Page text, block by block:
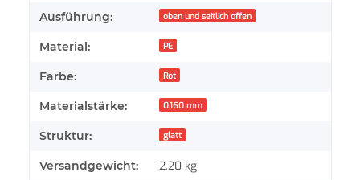
Ausführung: oben und seitlich offen
Material: PE
Farbe: Rot
Materialstärke: 0.160 mm
Struktur: glatt
Versandgewicht: 2,20 kg